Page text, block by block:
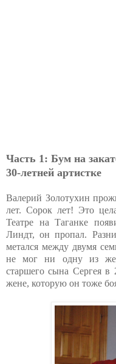
Часть 1: Бум на
30-летней артистке
Валерий Золотухин
лет. Сорок лет! Это
Театре на Таганке
Линдт, он пропал.
метался между двумя
не мог ни одну из
старшего сына Сергея в
жене, которую он тоже